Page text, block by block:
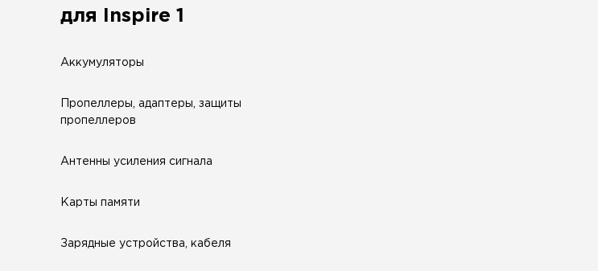
для Inspire 1
Аккумуляторы
Пропеллеры, адаптеры, защиты
пропеллеров
Антенны усиления сигнала
Карты памяти
Зарядные устройства, кабеля